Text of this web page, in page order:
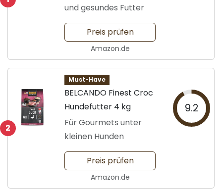
und gesundes Futter
Preis prüfen
Amazon.de
2
Must-Have
BELCANDO Finest Croc
Hundefutter 4 kg
Für Gourmets unter
kleinen Hunden
9.2
Preis prüfen
Amazon.de